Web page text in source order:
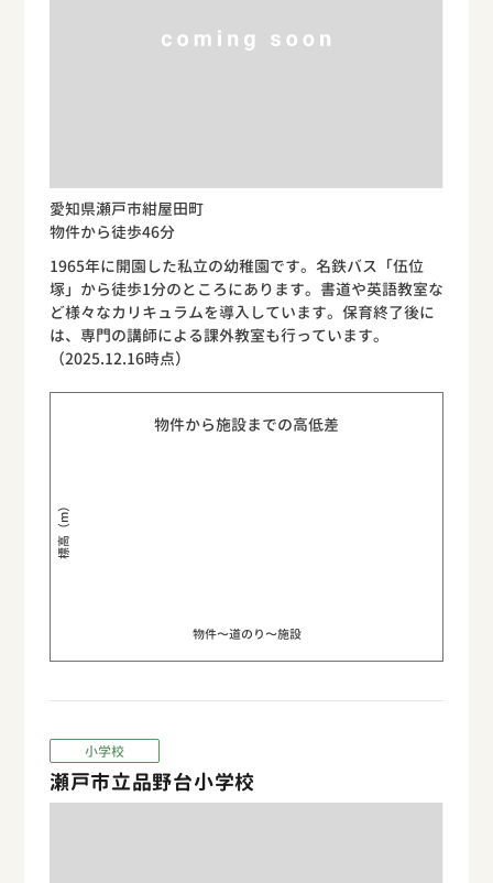
愛知県瀬戸市紺屋田町
物件から徒歩46分
1965年に開園した私立の幼稚園です。名鉄バス「伍位
塚」から徒歩1分のところにあります。書道や英語教室な
ど様々なカリキュラムを導入しています。保育終了後に
は、専門の講師による課外教室も行っています。
（2025.12.16時点）
物件から施設までの高低差
標高（m）
物件〜道のり〜施設
小学校
瀬戸市立品野台小学校